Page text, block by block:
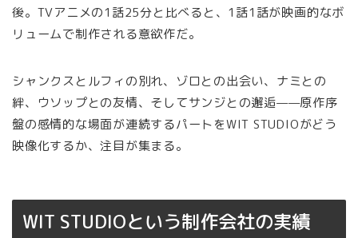
後。TVアニメの1話25分と比べると、1話1話が映画的なボ
リュームで制作される意欲作だ。
シャンクスとルフィの別れ、ゾロとの出会い、ナミとの
絆、ウソップとの友情、そしてサンジとの邂逅——原作序
盤の感情的な場面が連続するパートをWIT STUDIOがどう
映像化するか、注目が集まる。
WIT STUDIOという制作会社の実績